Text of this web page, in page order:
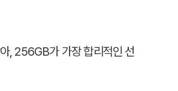
, 256GB가 가장 합리적인 선